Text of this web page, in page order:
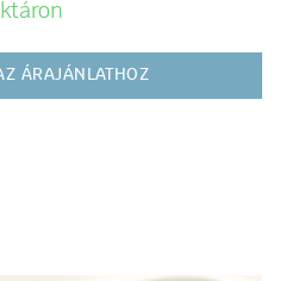
ÁRAJÁNLATHOZ